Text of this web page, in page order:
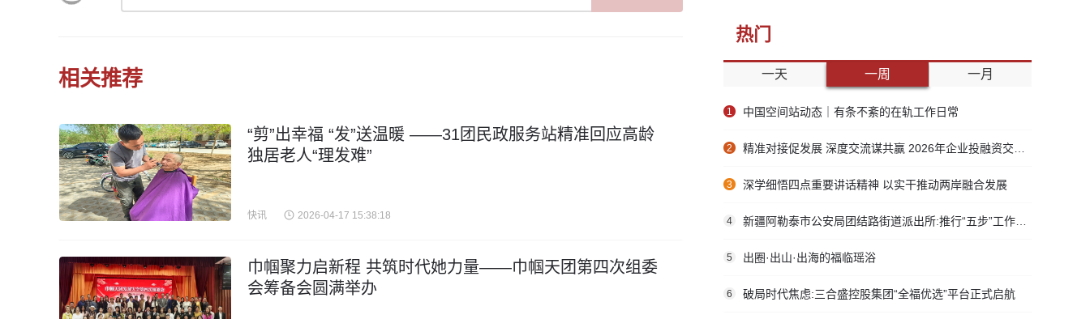
相关推荐
“剪”出幸福 “发”送温暖 ——31团民政服务站精准回应高龄
独居老人“理发难”
快讯 2026-04-17 15:38:18
巾帼聚力启新程 共筑时代她力量——巾帼天团第四次组委
会筹备会圆满举办
热门
一天 一周 一月
1 中国空间站动态｜有条不紊的在轨工作日常
2 精准对接促发展 深度交流谋共赢 2026年企业投融资交流活动第二期圆满举行
3 深学细悟四点重要讲话精神 以实干推动两岸融合发展
4 新疆阿勒泰市公安局团结路街道派出所:推行“五步”工作法 打造新时代“枫”景线
5 出圈·出山·出海的福临瑶浴
6 破局时代焦虑:三合盛控股集团“全福优选”平台正式启航